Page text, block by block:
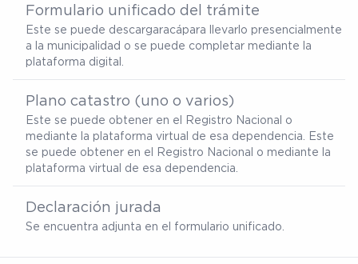
Formulario unificado del trámite
Este se puede descargaracápara llevarlo presencialmente
a la municipalidad o se puede completar mediante la
plataforma digital.
Plano catastro (uno o varios)
Este se puede obtener en el Registro Nacional o
mediante la plataforma virtual de esa dependencia. Este
se puede obtener en el Registro Nacional o mediante la
plataforma virtual de esa dependencia.
Declaración jurada
Se encuentra adjunta en el formulario unificado.